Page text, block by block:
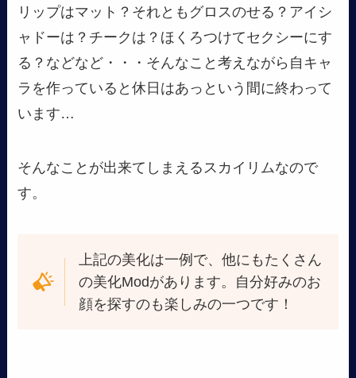
リップはマット？それともグロスのせる？アイシ
ャドーは？チークは？ほくろつけてセクシーにす
る？などなど・・・そんなこと考えながら自キャ
ラを作っていると休日はあっという間に終わって
います…
そんなことが出来てしまえるスカイリムなので
す。
上記の美化は一例で、他にもたくさん
の美化Modがあります。自分好みのお
顔を探すのも楽しみの一つです！